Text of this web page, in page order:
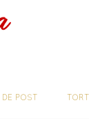
POST